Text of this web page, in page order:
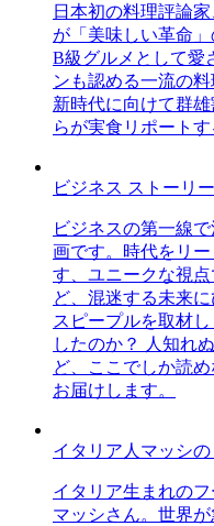
日本初の料理評論
が「美味しい革命
B級グルメとして愛
ンも認める一流の
新時代に向けて群
らが実食リポートす
ビジネス ストーリー
ビジネスの第一線
画です。時代をリ
す、ユニークな視
ど、混迷する未来
スピープルを取材
したのか？ 人知れ
ど、ここでしか読
お届けします。
イタリア人マッシの
イタリア生まれの
マッシさん。世界